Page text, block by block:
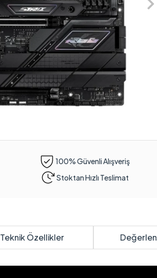
100% Güvenli Alışveriş
Stoktan Hızlı Teslimat
Teknik Özellikler